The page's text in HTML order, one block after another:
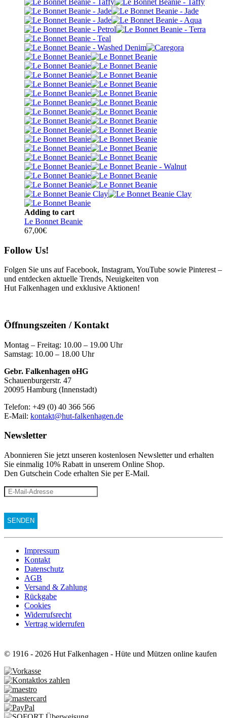
Adding to cart
Le Bonnet Beanie
67,00€
Follow Us!
Folgen Sie uns auf Facebook, Instagram, YouTube sowie Pinterest –
und entdecken aktuelle Trends, Neuigkeiten von
Hut Falkenhagen und exklusive Aktionen!
Öffnungszeiten / Kontakt
Montag – Freitag: 10.00 – 19.00 Uhr
Samstag: 10.00 – 18.00 Uhr
Gebr. Falkenhagen oHG
Schauenburgerstr. 47
20095 Hamburg (Innenstadt)
Telefon: +49 (0) 40 366 566
E-Mail: kontakt@hut-falkenhagen.de
Newsletter
Abonnieren Sie jetzt unseren kostenlosen Newsletter und erhalten
Sie einmalig 10% Rabatt in unserem Online Shop.
Den Gutschein Code erhalten Sie per E-Mail.
Impressum
Kontakt
Datenschutz
AGB
Versand & Zahlung
Rückgabe
Cookies
Widerrufsrecht
Vertrag widerrufen
© 1916 - 2026 Hut Falkenhagen - Hüte und Mützen online kaufen